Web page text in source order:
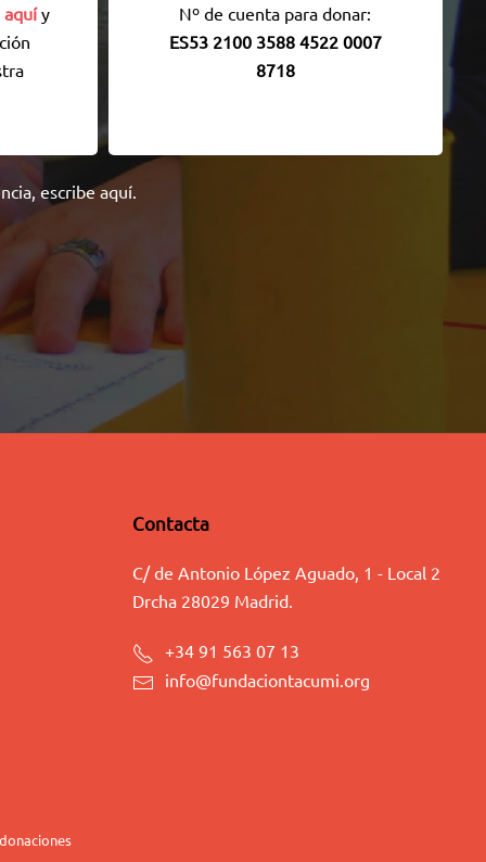
aquí y
Nº de cuenta para donar:
ES53 2100 3588 4522 0007
8718
escribe aquí.
Contacta
C/ de Antonio López Aguado, 1 - Local 2
Drcha 28029 Madrid.
+34 91 563 07 13
info@fundaciontacumi.org